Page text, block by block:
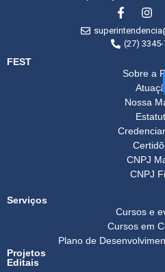
(27)
FEST
Sobre a
Nossa
CNPJ
CNPJ
Serviços
Cursos e
Cursos em
Plano de
Projetos
Editais